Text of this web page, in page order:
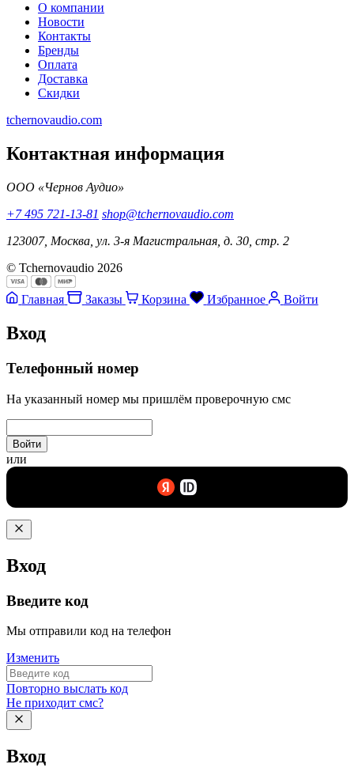
О компании
Новости
Контакты
Бренды
Оплата
Доставка
Скидки
tchernovaudio.com
Контактная информация
ООО «Чернов Аудио»
+7 495 721-13-81 shop@tchernovaudio.com
123007, Москва, ул. 3-я Магистральная, д. 30, стр. 2
© Tchernovaudio 2026
Главная Заказы Корзина Избранное Войти
Вход
Телефонный номер
На указанный номер мы пришлём проверочную смс
Войти
или
Вход
Введите код
Мы отправили код на телефон
Изменить
Повторно выслать код
Не приходит смс?
Вход